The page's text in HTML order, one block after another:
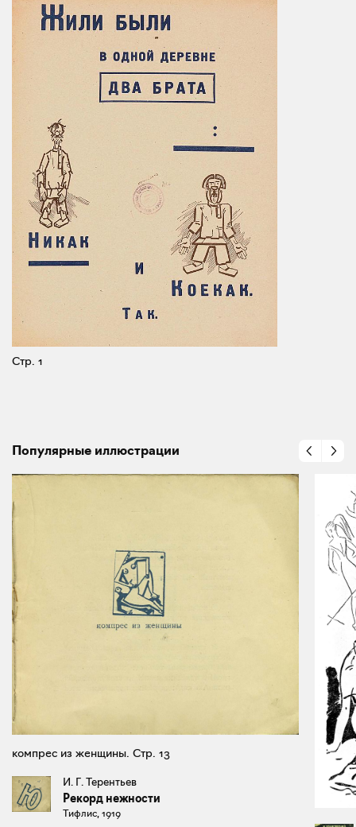
Стр. 1
Популярные иллюстрации
компрес из женщины. Стр. 13
И. Г. Терентьев
Рекорд нежности
Тифлис, 1919